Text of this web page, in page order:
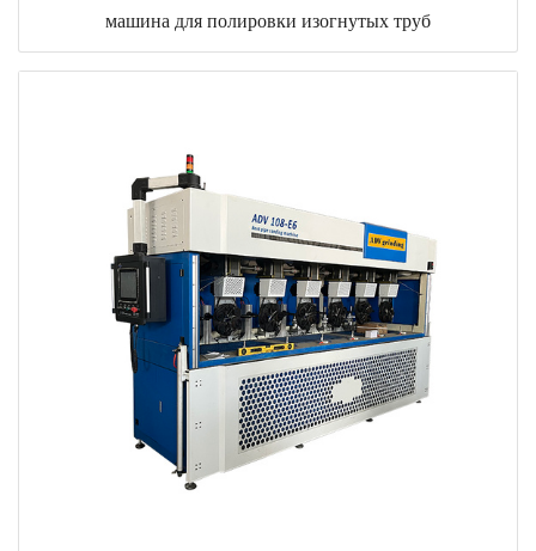
машина для полировки изогнутых труб